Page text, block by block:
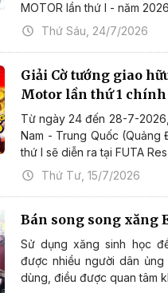
MOTOR lần thứ I - năm
Thứ Sáu, 24/7/2026
Giải Cờ tướng giao
Motor lần thứ 1
Từ ngày 24 đến 28-7-
Nam - Trung Quốc (Quảng
thứ I sẽ diễn ra tại FUTA Res
Thứ Tư, 15/7/2026
Bán song song xăng
Sử dụng xăng sinh học
được nhiều người dân
dùng, điều được quan tâm